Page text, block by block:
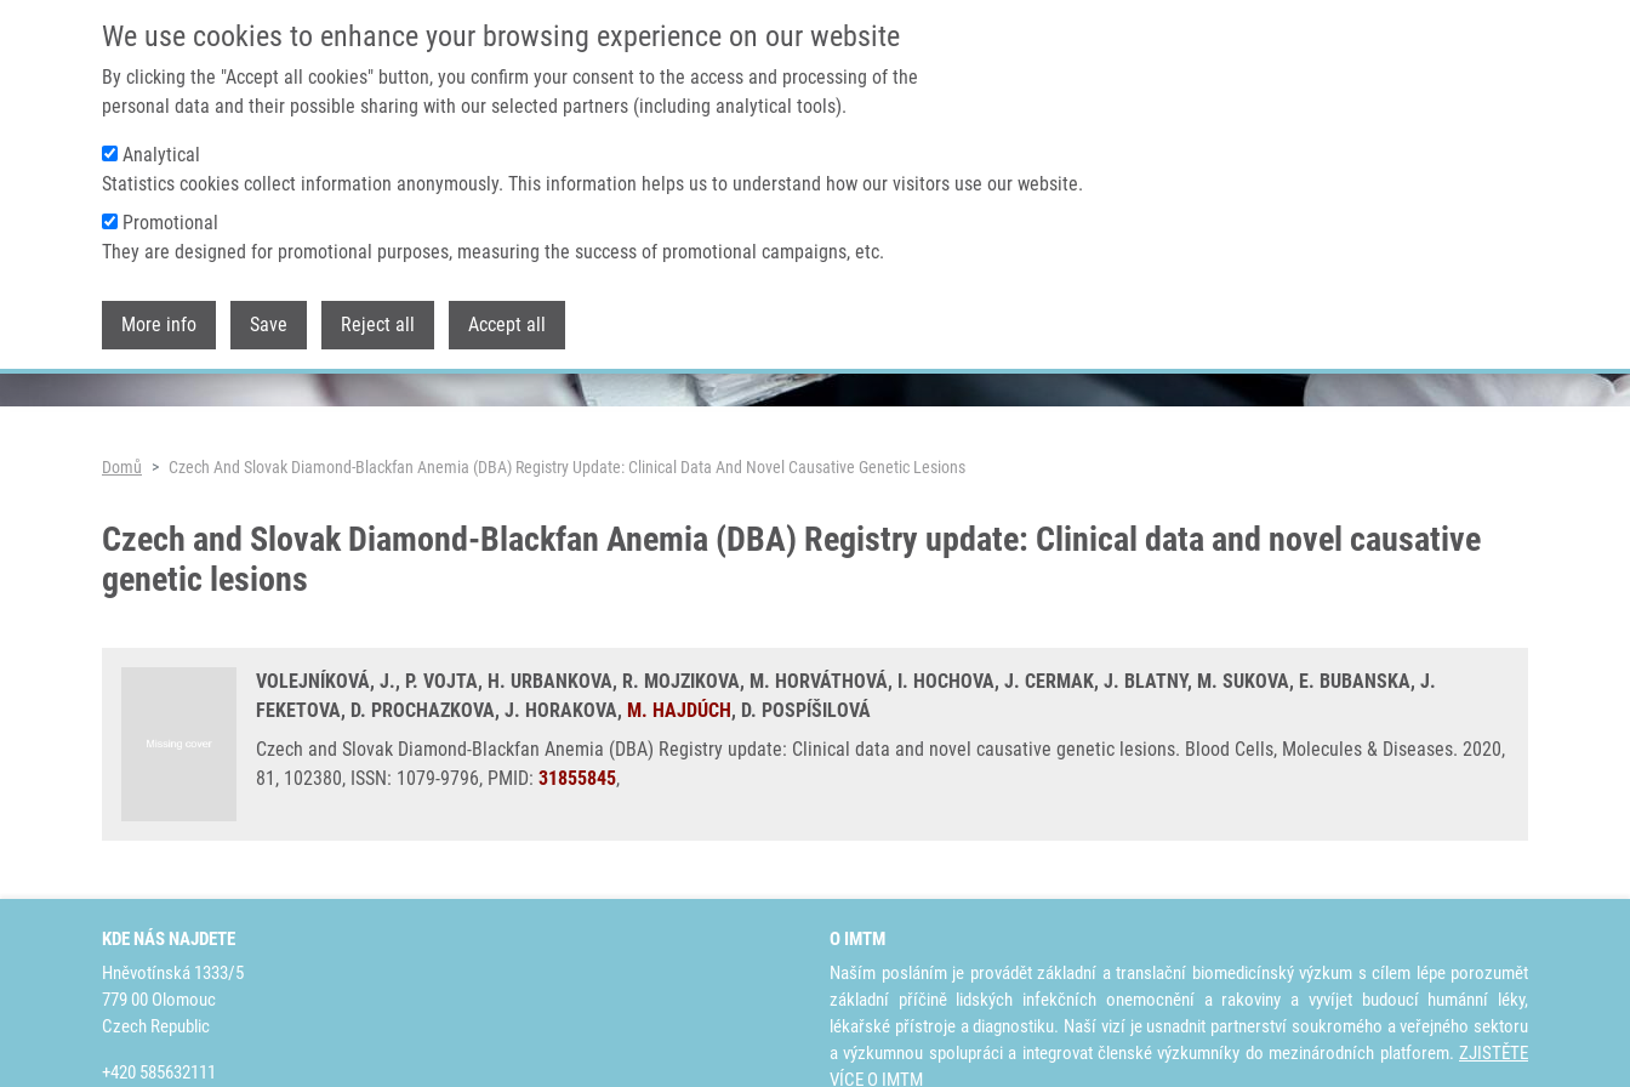
We use cookies to enhance your browsing experience on our website
By clicking the "Accept all cookies" button, you confirm your consent to the access and processing of the
personal data and their possible sharing with our selected partners (including analytical tools).
Analytical
Statistics cookies collect information anonymously. This information helps us to understand how our visitors use our website.
Promotional
They are designed for promotional purposes, measuring the success of promotional campaigns, etc.
More info Save Reject all Accept all
IMTM PORTÁL
Domů O nás
Header image
Drobečková navigace
Domů Czech And Slovak Diamond-Blackfan Anemia (DBA) Registry Update: Clinical Data And Novel Causative Genetic Lesions
Czech and Slovak Diamond-Blackfan Anemia (DBA) Registry update: Clinical data and novel causative
genetic lesions
VOLEJNÍKOVÁ, J., P. VOJTA, H. URBANKOVA, R. MOJZIKOVA, M. HORVÁTHOVÁ, I. HOCHOVA, J. CERMAK, J. BLATNY, M. SUKOVA, E. BUBANSKA, J.
FEKETOVA, D. PROCHAZKOVA, J. HORAKOVA, M. HAJDÚCH, D. POSPÍŠILOVÁ
Czech and Slovak Diamond-Blackfan Anemia (DBA) Registry update: Clinical data and novel causative genetic lesions. Blood Cells, Molecules & Diseases. 2020,
81, 102380, ISSN: 1079-9796, PMID: 31855845,
KDE NÁS NAJDETE
Hněvotínská 1333/5
779 00 Olomouc
Czech Republic
+420 585632111
O IMTM
Naším posláním je provádět základní a translační biomedicínský výzkum s cílem lépe porozumět
základní příčině lidských infekčních onemocnění a rakoviny a vyvíjet budoucí humánní léky,
lékařské přístroje a diagnostiku. Naší vizí je usnadnit partnerství soukromého a veřejného sektoru
a výzkumnou spolupráci a integrovat členské výzkumníky do mezinárodních platforem. ZJISTĚTE
VÍCE O IMTM